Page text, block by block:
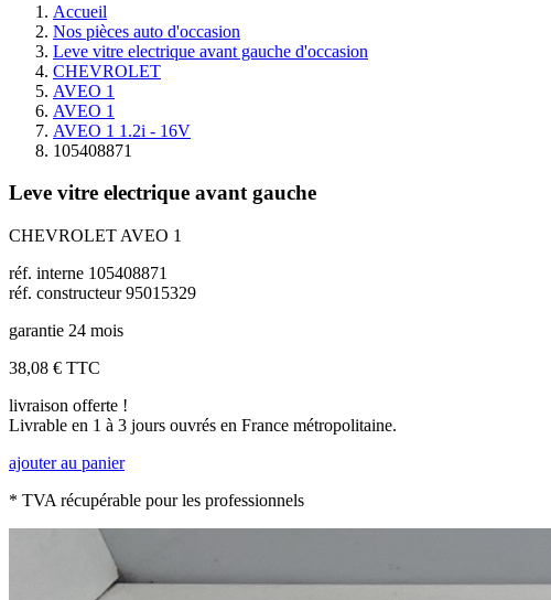
Accueil
Nos pièces auto d'occasion
Leve vitre electrique avant gauche d'occasion
CHEVROLET
AVEO 1
AVEO 1
AVEO 1 1.2i - 16V
105408871
Leve vitre electrique avant gauche
CHEVROLET AVEO 1
réf. interne 105408871
réf. constructeur 95015329
garantie 24 mois
38,08 € TTC
livraison offerte !
Livrable en 1 à 3 jours ouvrés en France métropolitaine.
ajouter au panier
* TVA récupérable pour les professionnels